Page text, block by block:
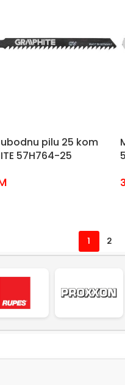
pilu 25 kom
57H764-25
1 2